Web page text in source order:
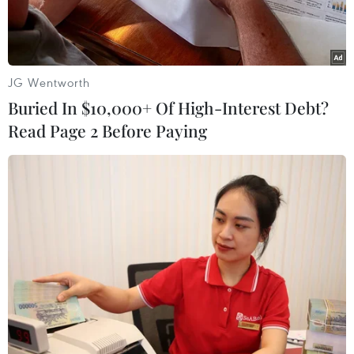
Phường Quán Thánh, quận Ba Đình tổ chức xét nghiệm cho
người dân ngay trên con đường Phan Đình Phùng. (Ảnh: Thành
Đạt/TTXVN)
Hà Nội đang thực hiện chiến dịch nước rút
chống COVID-19 để sớm đưa Thủ đô về trạng
JG Wentworth
Buried In $10,000+ Of High-Interest Debt?
Read Page 2 Before Paying